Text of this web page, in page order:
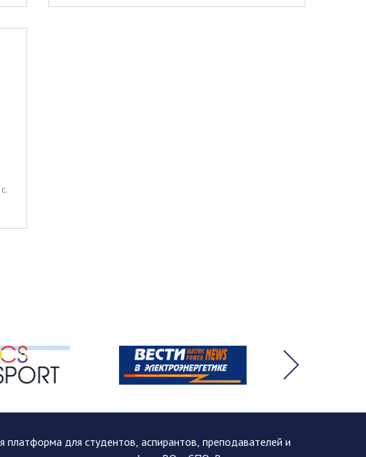
для студентов, аспирантов, преподавателей и